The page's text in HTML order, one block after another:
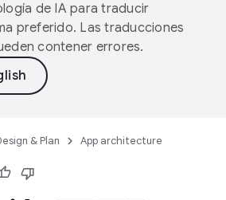
de IA para traducir
preferido. Las traducciones
contener errores.
& Plan App architecture